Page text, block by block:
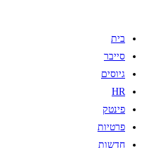
בית
סייבר
גיוסים
HR
פינטק
פרטיות
חדשות